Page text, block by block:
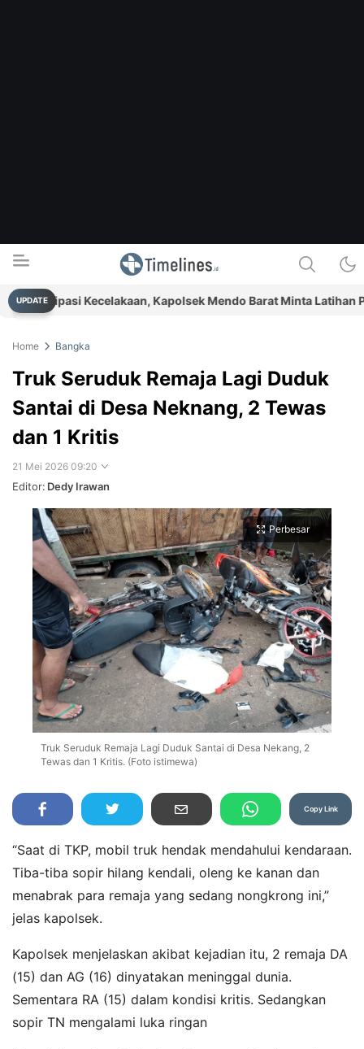
Timelines.id
Media Literasi, Sejarah & Budaya
UPDATE
Antisipasi Kecelakaan, Kapolsek Mendo Barat Minta Latihan
Home Bangka
Truk Seruduk Remaja Lagi Duduk
Santai di Desa Neknang, 2 Tewas
dan 1 Kritis
21 Mei 2026 09:20
Editor: Dedy Irawan
Perbesar
Truk Seruduk Remaja Lagi Duduk Santai di Desa Nekang, 2
Tewas dan 1 Kritis. (Foto istimewa)
Copy Link
“Saat di TKP, mobil truk hendak mendahului kendaraan.
Tiba-tiba sopir hilang kendali, oleng ke kanan dan
menabrak para remaja yang sedang nongkrong ini,”
jelas kapolsek.
Kapolsek menjelaskan akibat kejadian itu, 2 remaja DA
(15) dan AG (16) dinyatakan meninggal dunia.
Sementara RA (15) dalam kondisi kritis. Sedangkan
sopir TN mengalami luka ringan